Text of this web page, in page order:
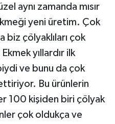
aynı zamanda mısır
yeni üretim. Çok
biz çölyaklıları çok
yıllardır ilk
ve bunu da çok
Bu ürünlerin
100 kişiden biri çölyak
çok oldukça ve